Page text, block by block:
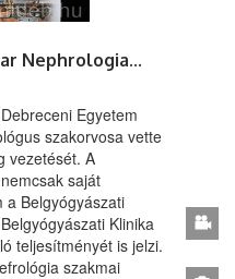
Kárpáti István a Magyar Nephrologiai Társaság új elnöke
Egyetem
szakorvosa vette
vezetését. A
saját
a Belgyógyászati
Klinika
teljesítményét is jelzi.
szakmai